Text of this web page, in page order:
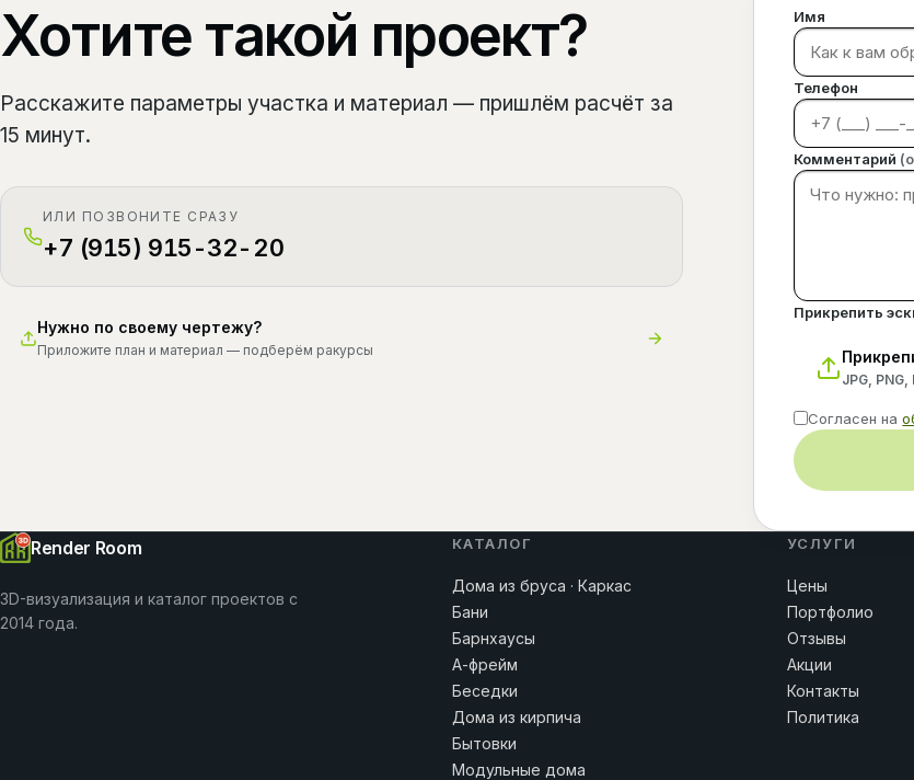
Хотите такой проект?
Расскажите параметры участка и материал — пришлём расчёт за
15 минут.
ИЛИ ПОЗВОНИТЕ СРАЗУ
+7 (915) 915-32-20
Нужно по своему чертежу?
Приложите план и материал — подберём ракурсы
Имя
Телефон
Комментарий
Прикрепить
JPG,
Согласен на
Render Room
3D-визуализация и каталог проектов с
2014 года.
КАТАЛОГ
Дома из бруса · Каркас
Бани
Барнхаусы
А-фрейм
Беседки
Дома из кирпича
Бытовки
Модульные дома
УСЛУГИ
Цены
Портфолио
Отзывы
Акции
Контакты
Политика